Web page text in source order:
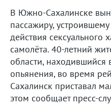
В Южно-Сахалинске
пассажиру,
действия сексуального
самолёта. 40-летний
области, находившийся
опьянения, во время
Сахалинск приставал
этом сообщает пресс-